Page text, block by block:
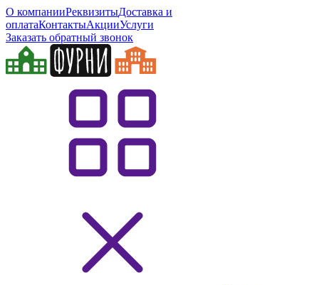
О компанииРеквизитыДоставка и
оплатаКонтактыАкцииУслуги
Заказать обратный звонок